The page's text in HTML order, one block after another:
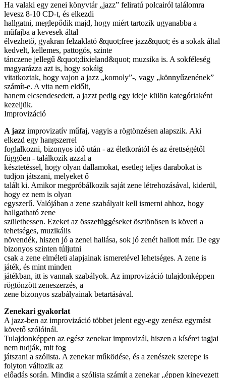
Ha valaki egy zenei könyvtár „jazz” feliratú polcairól találomra
levesz 8-10 CD-t, és elkezdi
hallgatni, meglepődik majd, hogy miért tartozik ugyanabba a
műfajba a kevesek által
élvezhető, gyakran felzaklató &quot;free jazz&quot; és a sokak által
kedvelt, kellemes, pattogós, szinte
tánczene jellegű &quot;dixieland&quot; muzsika is. A sokféleség
magyarázza azt is, hogy sokáig
vitatkoztak, hogy vajon a jazz „komoly”-, vagy „könnyűzenének”
számít-e. A vita nem eldőlt,
hanem elcsendesedett, a jazzt pedig egy ideje külön kategóriaként
kezeljük.
Improvizáció
A jazz improvizatív műfaj, vagyis a rögtönzésen alapszik. Aki
elkezd egy hangszerrel
foglalkozni, bizonyos idő után - az életkorától és az érettségétől
függően - találkozik azzal a
késztetéssel, hogy olyan dallamokat, esetleg teljes darabokat is
tudjon játszani, melyeket ő
talált ki. Amikor megpróbálkozik saját zene létrehozásával, kiderül,
hogy ez nem is olyan
egyszerű. Valójában a zene szabályait kell ismerni ahhoz, hogy
hallgatható zene
születhessen. Ezeket az összefüggéseket ösztönösen is követi a
tehetséges, muzikális
növendék, hiszen jó a zenei hallása, sok jó zenét hallott már. De egy
bizonyos szinten túljutni
csak a zene elméleti alapjainak ismeretével lehetséges. A zene is
játék, és mint minden
játékban, itt is vannak szabályok. Az improvizáció tulajdonképpen
rögtönzött zeneszerzés, a
zene bizonyos szabályainak betartásával.
Zenekari gyakorlat
A jazz-ben az improvizáció többet jelent egy-egy zenész egymást
követő szólóinál.
Tulajdonképpen az egész zenekar improvizál, hiszen a kíséret tagjai
nem tudják, mit fog
játszani a szólista. A zenekar működése, és a zenészek szerepe is
folyton változik az
előadás során. Mindig a szólista számít a zenekar „éppen kinevezett